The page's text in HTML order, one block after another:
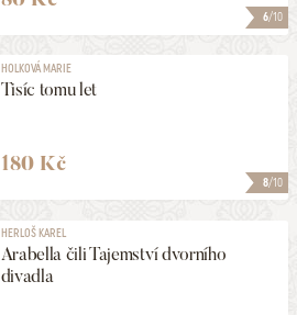
6/10
8/10
HOLKOVÁ MARIE
Tisíc tomu let
180 Kč
HERLOŠ KAREL
Arabella čili Tajemství dvorního
divadla